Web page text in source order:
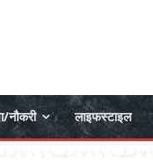
नौकरी लाइफस्टाइल